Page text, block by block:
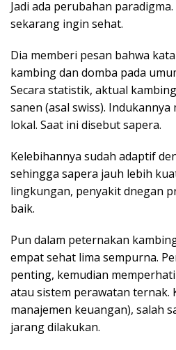
Jadi ada perubahan
sekarang ingin sehat.
Dia memberi pesan bahwa
kambing dan domba pada
Secara statistik, aktual
sanen (asal swiss).
lokal. Saat ini disebut sapera.
Kelebihannya sudah adaptif
sehingga sapera jauh lebih
lingkungan, penyakit dnegan
baik.
Pun dalam peternakan
empat sehat lima sempurna.
penting, kemudian
atau sistem perawatan ternak.
manajemen keuangan), salah
jarang dilakukan.